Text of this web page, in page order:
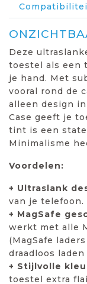
Deze
toestel als een
je hand. Met
vooral rond de
alleen design
Case geeft je
tint is een
Minimalisme
Voordelen:
+ Ultraslank
van je telefoon.
+ MagSafe
werkt met alle
(MagSafe
draadloos
+ Stijlvolle
toestel extra